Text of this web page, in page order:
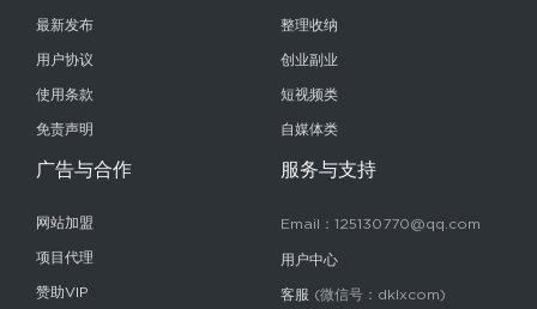
最新发布
用户协议
使用条款
免责声明
整理收纳
创业副业
短视频类
自媒体类
广告与合作
网站加盟
项目代理
赞助VIP
服务与支持
Email：125130770@qq.com
用户中心
客服 (微信号：dklxcom)